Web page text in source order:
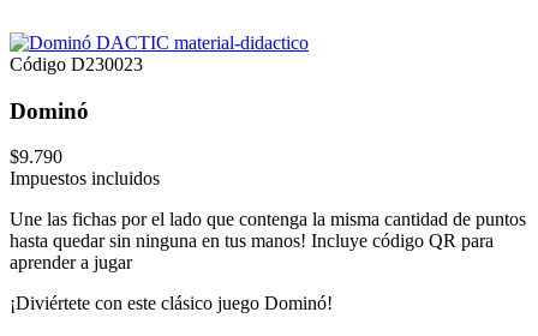
Código D230023
Dominó
$9.790
Impuestos incluidos
Une las fichas por el lado que contenga la misma cantidad de puntos
hasta quedar sin ninguna en tus manos! Incluye código QR para
aprender a jugar
¡Diviértete con este clásico juego Dominó!